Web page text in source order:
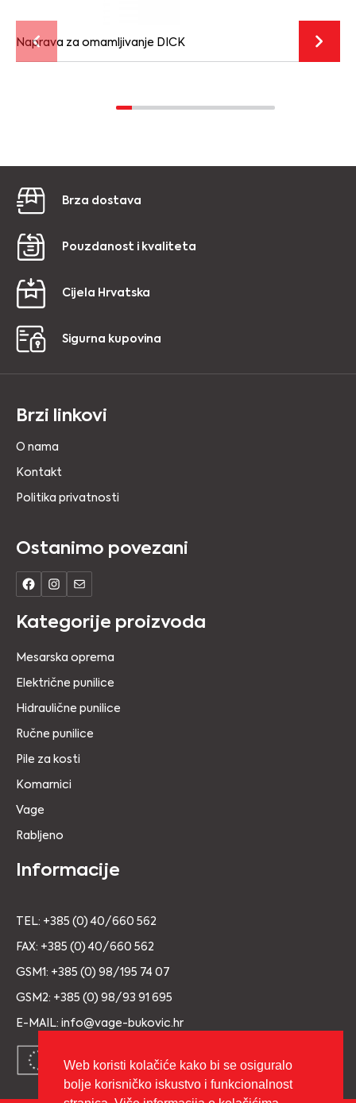
Naprava za omamljivanje DICK
Brza dostava
Pouzdanost i kvaliteta
Cijela Hrvatska
Sigurna kupovina
Brzi linkovi
O nama
Kontakt
Politika privatnosti
Ostanimo povezani
Kategorije proizvoda
Mesarska oprema
Električne punilice
Hidraulične punilice
Ručne punilice
Pile za kosti
Komarnici
Vage
Rabljeno
Informacije
TEL: +385 (0) 40/660 562
FAX: +385 (0) 40/660 562
GSM1: +385 (0) 98/195 74 07
GSM2: +385 (0) 98/93 91 695
E-MAIL: info@vage-bukovic.hr
Web koristi kolačiće kako bi se osiguralo
bolje korisničko iskustvo i funkcionalnost